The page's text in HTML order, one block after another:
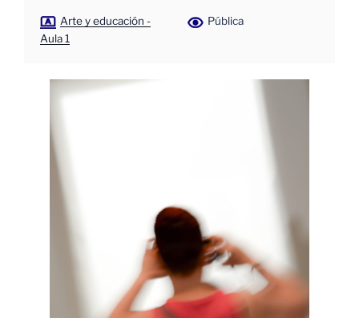
Arte y educación -
Aula 1
Pública